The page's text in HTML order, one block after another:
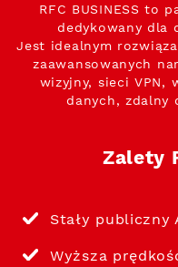
RFC BUSINESS to
dedykowany dla
Jest idealnym
zaawansowanych
wizyjny, sieci VPN,
danych, zdalny
Zalety
Stały publiczny
Wyższa